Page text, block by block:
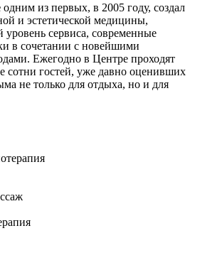
одним из первых, в 2005 году, создал
и эстетической медицины,
уровень сервиса, современные
в сочетании с новейшими
Ежегодно в Центре проходят
сотни гостей, уже давно оценивших
не только для отдыха, но и для